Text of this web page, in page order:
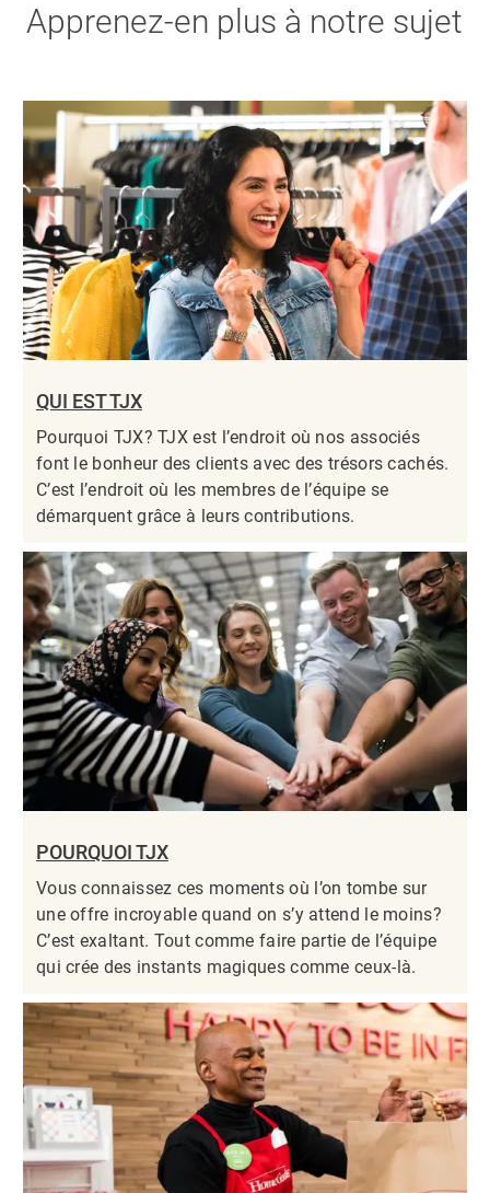
Apprenez-en plus à notre sujet
QUI EST TJX
Pourquoi TJX? TJX est l’endroit où nos associés
font le bonheur des clients avec des trésors cachés.
C’est l’endroit où les membres de l’équipe se
démarquent grâce à leurs contributions.​​​​​​​
POURQUOI TJX
Vous connaissez ces moments où l’on tombe sur
une offre incroyable quand on s’y attend le moins?
C’est exaltant. Tout comme faire partie de l’équipe
qui crée des instants magiques comme ceux-là.​​​​​​​